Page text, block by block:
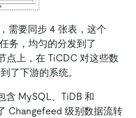
需要同步 4 张表，这个
务，均匀的分发到了
点上，在 TiCDC 对这些数
了下游的系统。
含 MySQL、TiDB 和
Changefeed 级别数据流转